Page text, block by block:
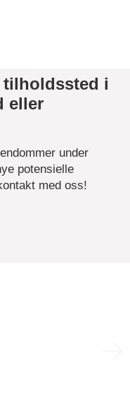
tilholdssted i
eller
under
potensielle
med oss!